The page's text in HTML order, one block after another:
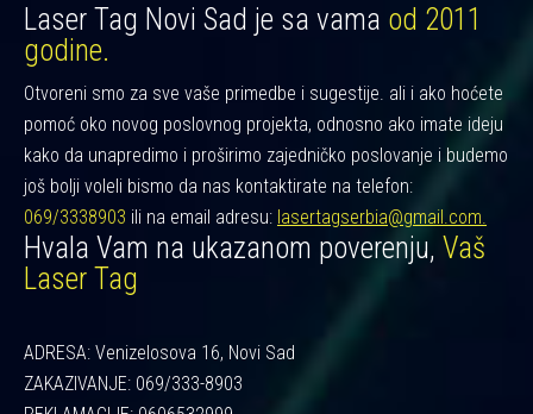
Laser Tag Novi Sad je sa vama od 2011
godine.
Otvoreni smo za sve vaše primedbe i sugestije. ali i ako hoćete
pomoć oko novog poslovnog projekta, odnosno ako imate ideju
kako da unapredimo i proširimo zajedničko poslovanje i budemo
još bolji voleli bismo da nas kontaktirate na telefon:
069/3338903 ili na email adresu: lasertagserbia@gmail.com.
Hvala Vam na ukazanom poverenju, Vaš
Laser Tag
ADRESA: Venizelosova 16, Novi Sad
ZAKAZIVANJE: 069/333-8903